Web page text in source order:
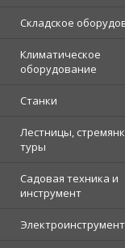
Складское
Климатическое
оборудование
Станки
Лестницы,
туры
Садовая техника и
инструмент
Электроинструмент